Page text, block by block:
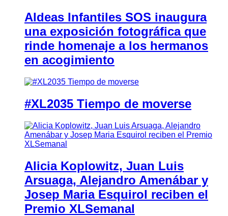
Aldeas Infantiles SOS inaugura
una exposición fotográfica que
rinde homenaje a los hermanos
en acogimiento
#XL2035 Tiempo de moverse
Alicia Koplowitz, Juan Luis
Arsuaga, Alejandro Amenábar y
Josep Maria Esquirol reciben el
Premio XLSemanal